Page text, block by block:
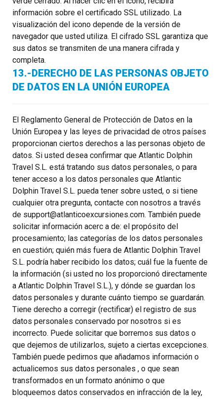
información sobre el certificado SSL utilizado. La
visualización del icono depende de la versión de
navegador que usted utiliza. El cifrado SSL garantiza que
sus datos se transmiten de una manera cifrada y
completa.
13.-DERECHO DE LAS PERSONAS OBJETO
DE DATOS EN LA UNIÓN EUROPEA
El Reglamento General de Protección de Datos en la
Unión Europea y las leyes de privacidad de otros países
proporcionan ciertos derechos a las personas objeto de
datos. Si usted desea confirmar que Atlantic Dolphin
Travel S.L. está tratando sus datos personales, o para
tener acceso a los datos personales que Atlantic
Dolphin Travel S.L. pueda tener sobre usted, o si tiene
cualquier otra pregunta, contacte con nosotros a través
de support@atlanticoexcursiones.com. También puede
solicitar información acerc a de: el propósito del
procesamiento; las categorías de los datos personales
en cuestión; quién más fuera de Atlantic Dolphin Travel
S.L. podría haber recibido los datos; cuál fue la fuente de
la información (si usted no los proporcionó directamente
a Atlantic Dolphin Travel S.L.), y dónde se guardan los
datos personales y durante cuánto tiempo se guardarán.
Tiene derecho a corregir (rectificar) el registro de sus
datos personales conservado por nosotros si es
incorrecto. Puede solicitar que borremos sus datos o
que dejemos de utilizarlos, sujeto a ciertas excepciones.
También puede pedirnos que añadamos información o
actualicemos sus datos personales , o que sean
transformados en un formato anónimo o que
bloqueemos datos conservados en infracción de la ley,